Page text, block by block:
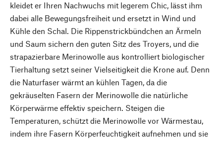
kleidet er Ihren Nachwuchs mit legerem Chic, lässt ihm
dabei alle Bewegungsfreiheit und ersetzt in Wind und
Kühle den Schal. Die Rippenstrickbündchen an Ärmeln
und Saum sichern den guten Sitz des Troyers, und die
strapazierbare Merinowolle aus kontrolliert biologischer
Tierhaltung setzt seiner Vielseitigkeit die Krone auf. Denn
die Naturfaser wärmt an kühlen Tagen, da die
gekräuselten Fasern der Merinowolle die natürliche
Körperwärme effektiv speichern. Steigen die
Temperaturen, schützt die Merinowolle vor Wärmestau,
indem ihre Fasern Körperfeuchtigkeit aufnehmen und sie